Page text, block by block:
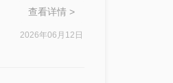
查看详情 >
2026年06月12日